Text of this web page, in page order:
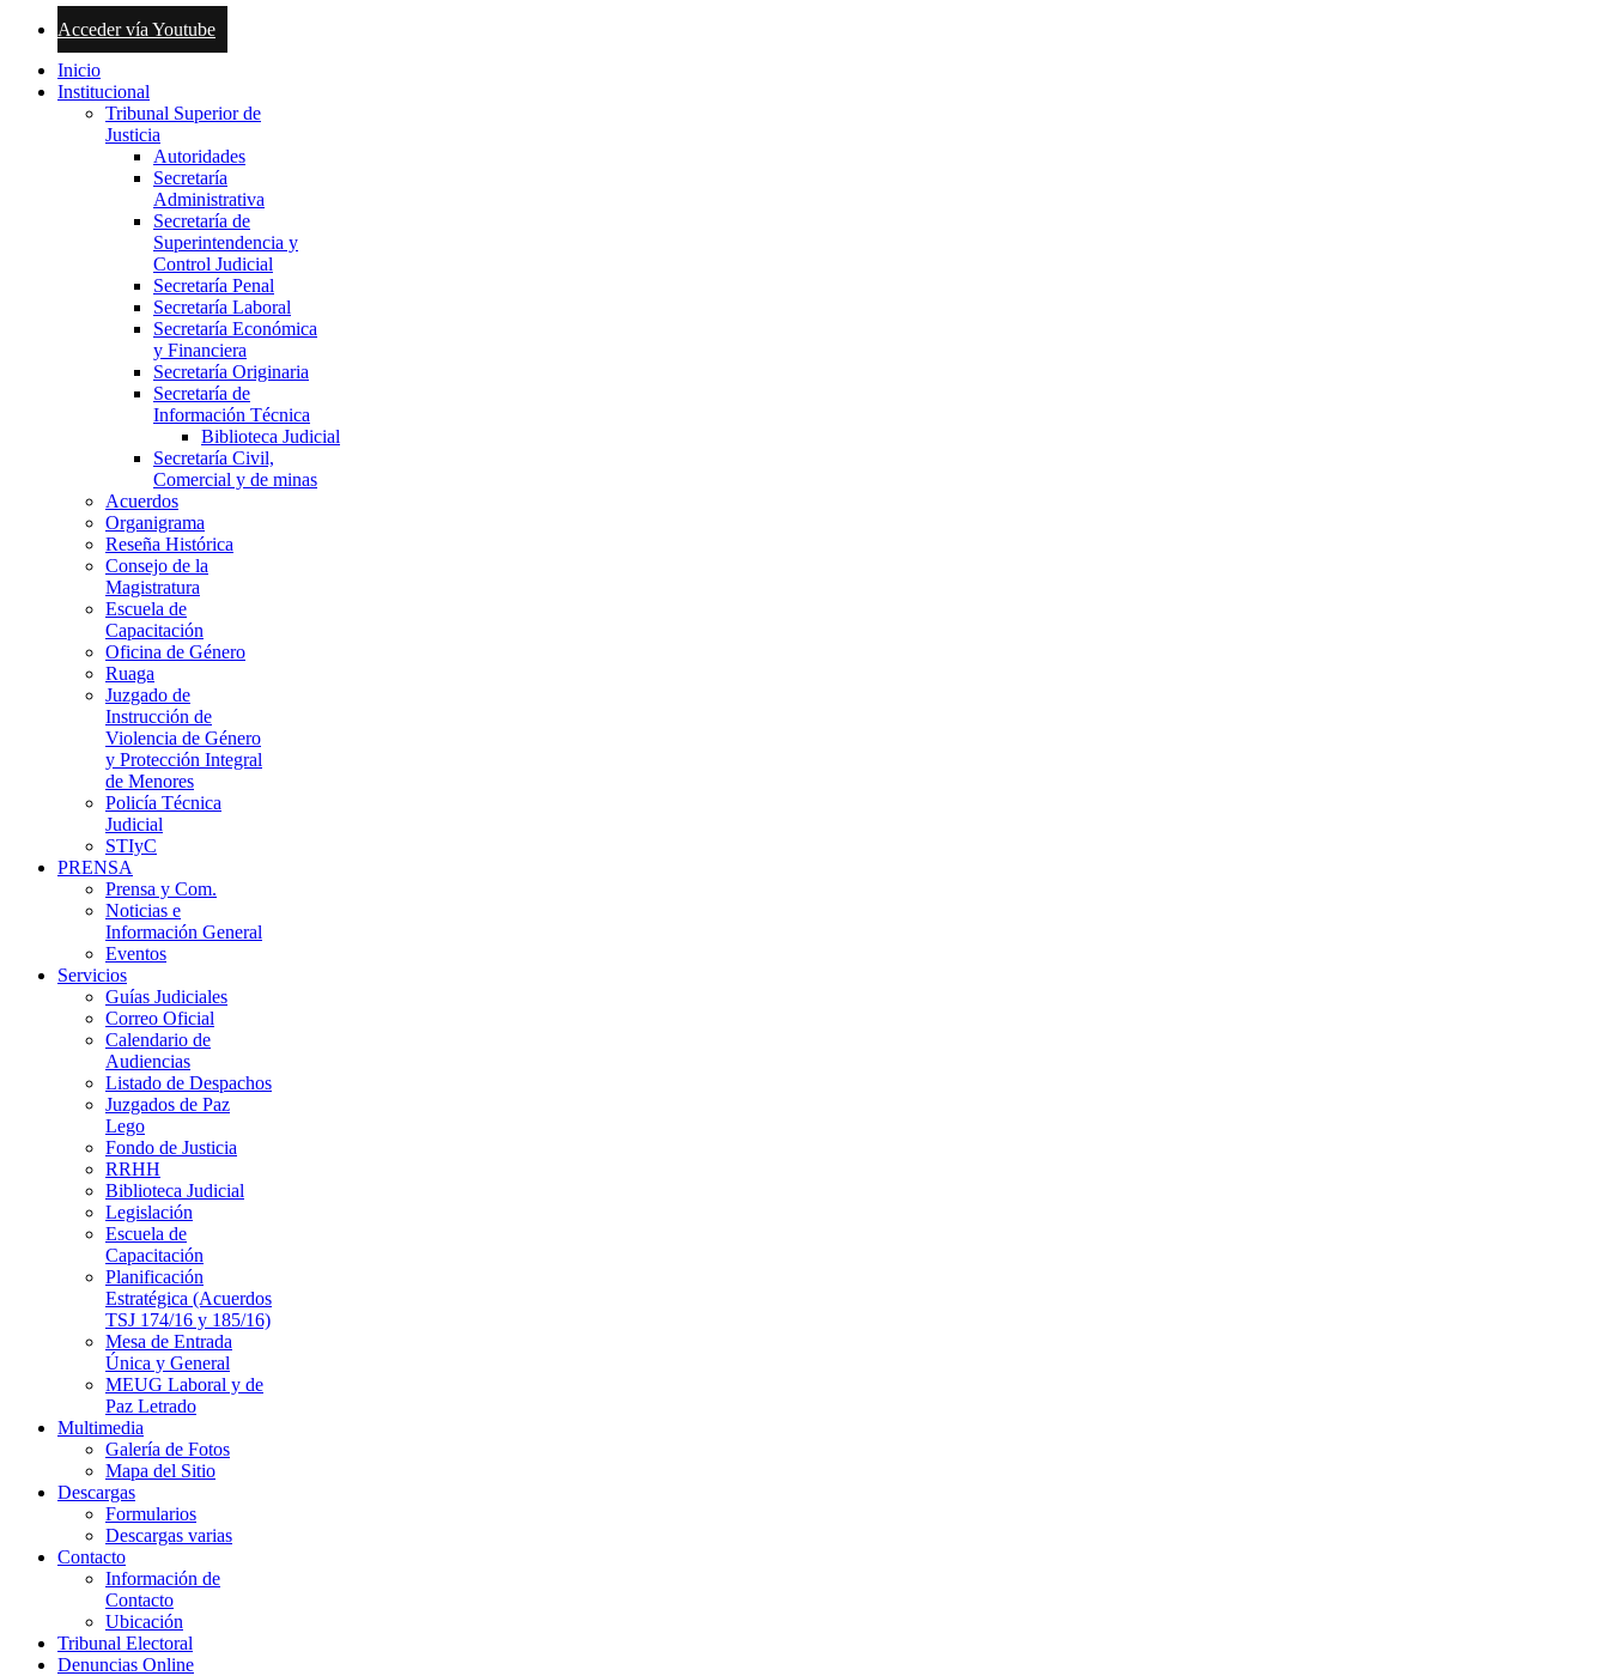
Acceder vía Youtube
Inicio
Institucional
Tribunal Superior de
Justicia
Autoridades
Secretaría
Administrativa
Secretaría de
Superintendencia y
Control Judicial
Secretaría Penal
Secretaría Laboral
Secretaría Económica
y Financiera
Secretaría Originaria
Secretaría de
Información Técnica
Biblioteca Judicial
Secretaría Civil,
Comercial y de minas
Acuerdos
Organigrama
Reseña Histórica
Consejo de la
Magistratura
Escuela de
Capacitación
Oficina de Género
Ruaga
Juzgado de
Instrucción de
Violencia de Género
y Protección Integral
de Menores
Policía Técnica
Judicial
STIyC
PRENSA
Prensa y Com.
Noticias e
Información General
Eventos
Servicios
Guías Judiciales
Correo Oficial
Calendario de
Audiencias
Listado de Despachos
Juzgados de Paz
Lego
Fondo de Justicia
RRHH
Biblioteca Judicial
Legislación
Escuela de
Capacitación
Planificación
Estratégica (Acuerdos
TSJ 174/16 y 185/16)
Mesa de Entrada
Única y General
MEUG Laboral y de
Paz Letrado
Multimedia
Galería de Fotos
Mapa del Sitio
Descargas
Formularios
Descargas varias
Contacto
Información de
Contacto
Ubicación
Tribunal Electoral
Denuncias Online